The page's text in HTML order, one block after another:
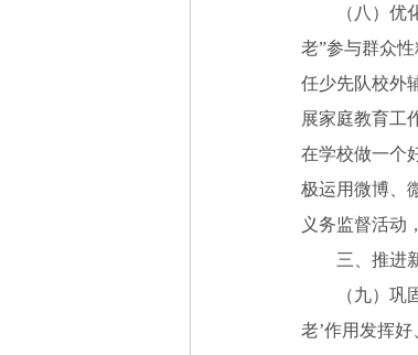
（八）优化
老”参与群众
任少先队校外
展家庭教育工
在学校做一个
极运用微博、
义务监督活动
三、推进
（九）巩固
老’作用发挥